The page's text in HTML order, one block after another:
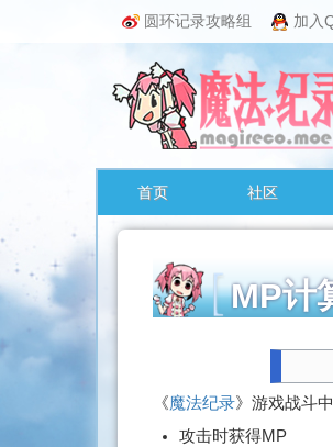
圆环记录攻略组 加入
首页 社区
MP
至：
《魔法纪录》游戏战斗
攻击时获得MP